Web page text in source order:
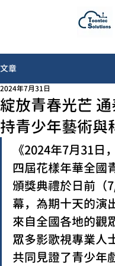
文章
綻放青春光芒
持青少年藝術與
2024年7月31日
《2024年7月31日
四屆花樣年華全國
頒獎典禮於日前（
幕，為期十天的演
來自全國各地的觀
眾多影歌視專業人
共同見證了青少年